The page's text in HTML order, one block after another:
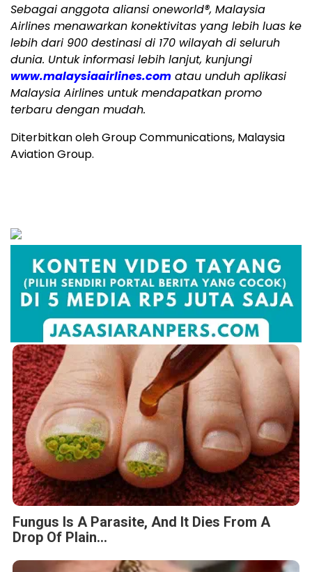
Sebagai anggota aliansi oneworld®, Malaysia
Airlines menawarkan konektivitas yang lebih luas ke
lebih dari 900 destinasi di 170 wilayah di seluruh
dunia. Untuk informasi lebih lanjut, kunjungi
www.malaysiaairlines.com atau unduh aplikasi
Malaysia Airlines untuk mendapatkan promo
terbaru dengan mudah.
Diterbitkan oleh Group Communications, Malaysia
Aviation Group.
Fungus Is A Parasite, And It Dies From A
Drop Of Plain...